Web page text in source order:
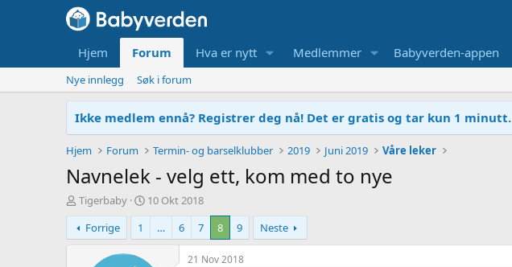
Hjem Forum Hva er nytt Medlemmer Babyverden-appen
Nye innlegg Søk i forum
Ikke medlem ennå? Registrer deg nå! Det er gratis og tar kun 1 minutt.
Hjem Forum Termin- og barselklubber 2019 Juni 2019 Våre leker
Navnelek - velg ett, kom med to nye
T
r
å
d
Tigerbaby
O
p
r
10 Okt 2018
Forrige
1 … 6 7 8 9 Neste
21 Nov 2018